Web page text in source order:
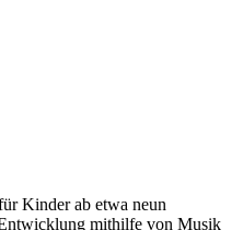
Kinder ab etwa neun
mithilfe von Musik